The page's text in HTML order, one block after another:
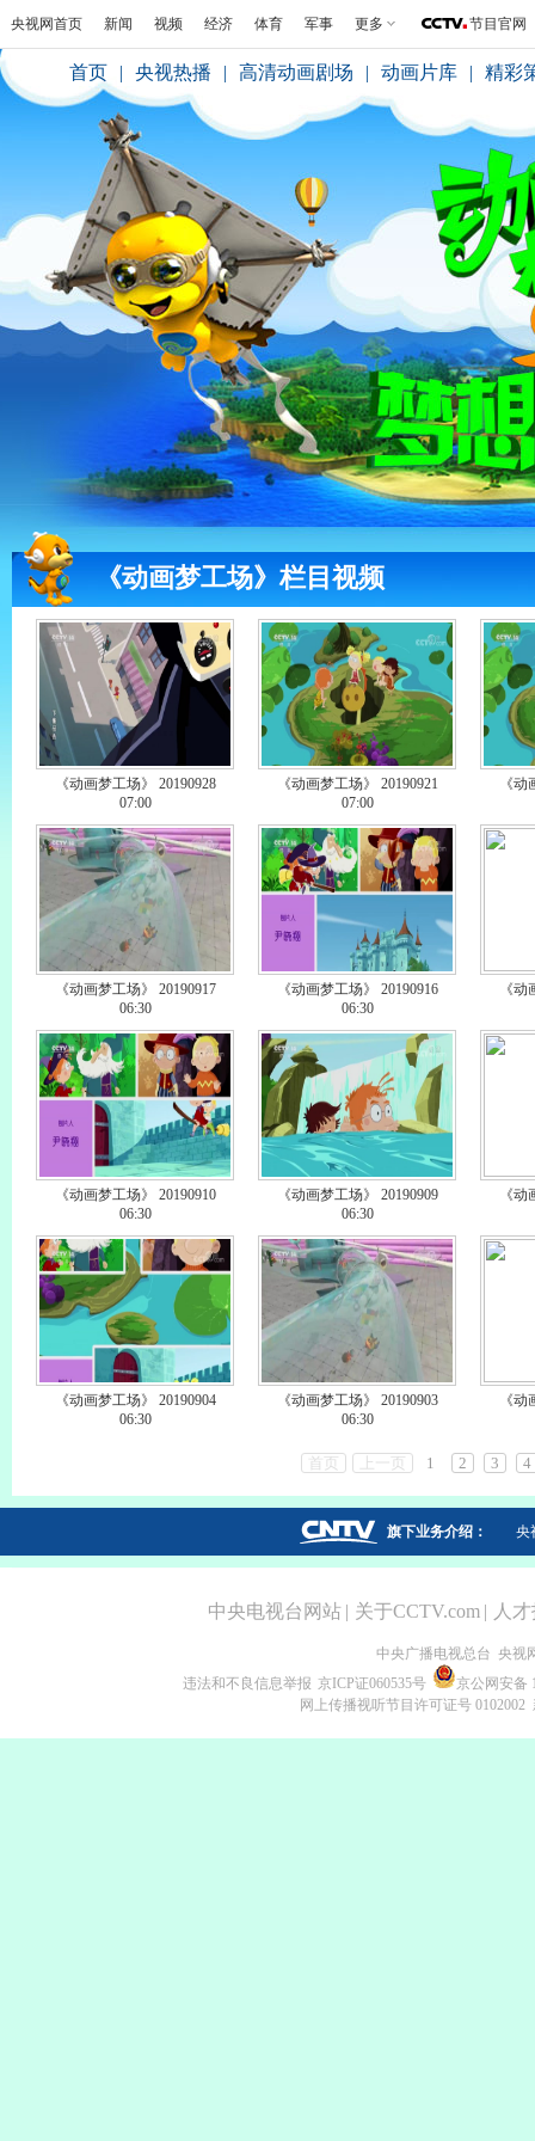
央视网首页 新闻 视频 经济 体育 军事 更多 节目官网
首页 | 央视热播 | 高清动画剧场 | 动画片库 | 精彩
《动画梦工场》栏目视频
《动画梦工场》 20190928
07:00
《动画梦工场》 20190921
07:00
《
《动画梦工场》 20190917
06:30
《动画梦工场》 20190916
06:30
《
《动画梦工场》 20190910
06:30
《动画梦工场》 20190909
06:30
《
《动画梦工场》 20190904
06:30
《动画梦工场》 20190903
06:30
《
首页 上一页 1 2 3 4
旗下业务介绍： 央
中央电视台网站 | 关于CCTV.com | 人
中央广播电视总台 央视
违法和不良信息举报 京ICP证060535号
京公网安备
网上传播视听节目许可证号 0102002